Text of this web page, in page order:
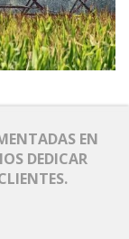
EN
DEDICAR